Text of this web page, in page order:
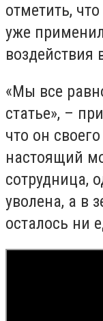
отметить,
уже
«Мы все
статье», –
что он
настоящий
сотрудница,
уволена, а в
осталось ни